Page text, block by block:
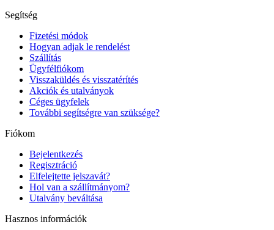
Segítség
Fizetési módok
Hogyan adjak le rendelést
Szállítás
Ügyfélfiókom
Visszaküldés és visszatérítés
Akciók és utalványok
Céges ügyfelek
További segítségre van szüksége?
Fiókom
Bejelentkezés
Regisztráció
Elfelejtette jelszavát?
Hol van a szállítmányom?
Utalvány beváltása
Hasznos információk